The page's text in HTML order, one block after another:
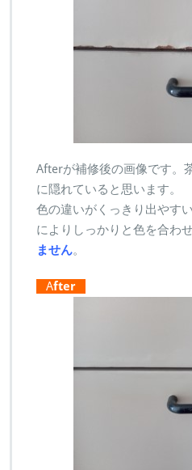
Afterが補修後の画像です。
に隠れていると思います。
色の違いがくっきり出やす
によりしっかりと色を合わ
ません。
After